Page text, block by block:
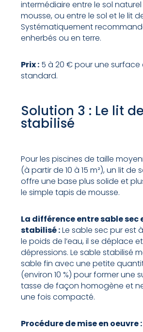
intermédiaire entre le sol
mousse, ou entre le sol et le lit
Systématiquement
enherbés ou en terre.
Prix :5 à 20 € pour une surface
standard.
Solution 3 : Le lit
stabilisé
Pour les piscines de taille
(à partir de 10 à 15 m²), un lit de
offre une base plus solide et
le simple tapis de mousse.
La différence entre sable sec
stabilisé :Le sable sec pur est
le poids de l’eau, il se déplace
dépressions. Le sable stabilisé
sable fin avec une petite
(environ 10 %) pour former une
tasse de façon homogène et
une fois compacté.
Procédure de mise en oeuvre :